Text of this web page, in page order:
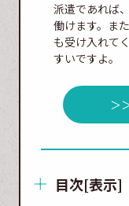
派遣であれば
働けます。ま
も受け入れて
すいですよ。
＞
目次[表示]